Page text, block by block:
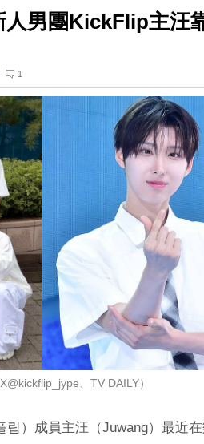
男團KickFlip主汪
1
、TV DAILY）
）成員主汪（Juwang）最近